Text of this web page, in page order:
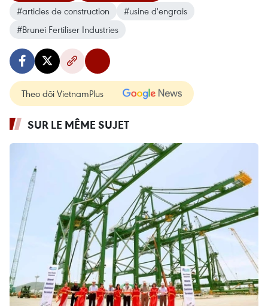
#articles de construction
#usine d'engrais
#Brunei Fertiliser Industries
Theo dõi VietnamPlus
SUR LE MÊME SUJET